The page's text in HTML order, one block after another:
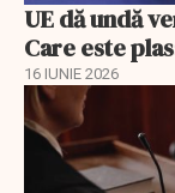
UE dă undă
Care este
16 IUNIE 2026